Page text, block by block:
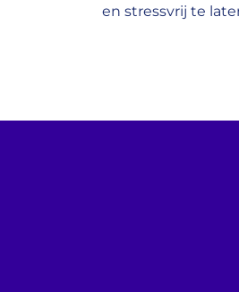
en stressvrij te